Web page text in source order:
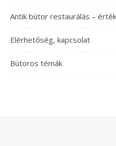
Antik bútor restaurálás –
Elérhetőség, kapcsolat
Bútoros témák